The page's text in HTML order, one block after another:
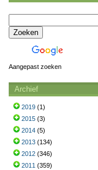
Aangepast zoeken
Archief
2019 (1)
2015 (3)
2014 (5)
2013 (134)
2012 (346)
2011 (359)